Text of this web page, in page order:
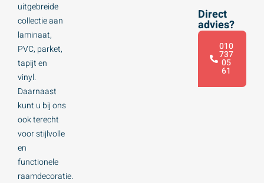
uitgebreide
collectie aan
laminaat,
PVC, parket,
tapijt en
vinyl.
Daarnaast
kunt u bij ons
ook terecht
voor stijlvolle
en
functionele
raamdecoratie.
Direct
advies?
010
737
05
61